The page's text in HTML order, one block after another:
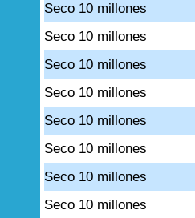
Seco 10 millones
Seco 10 millones
Seco 10 millones
Seco 10 millones
Seco 10 millones
Seco 10 millones
Seco 10 millones
Seco 10 millones